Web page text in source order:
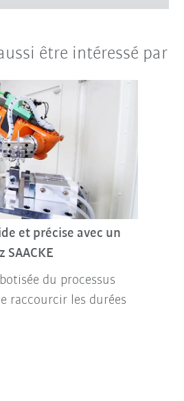
être intéressé par
et précise avec un
SAACKE
du processus
raccourcir les durées